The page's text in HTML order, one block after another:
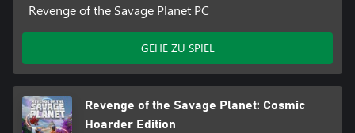
Revenge of the Savage Planet PC
GEHE ZU SPIEL
Revenge of the Savage Planet: Cosmic
Hoarder Edition